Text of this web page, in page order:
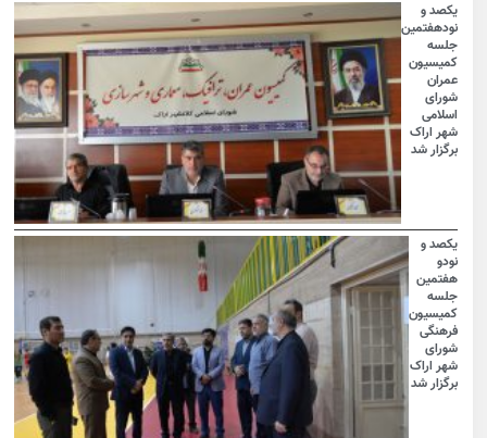
یکصد و
نودهفتمین
جلسه
کمیسیون
عمران
شورای
اسلامی
شهر اراک
برگزار شد
یکصد و
نودو
هفتمین
جلسه
کمیسیون
فرهنگی
شورای
شهر اراک
برگزار شد